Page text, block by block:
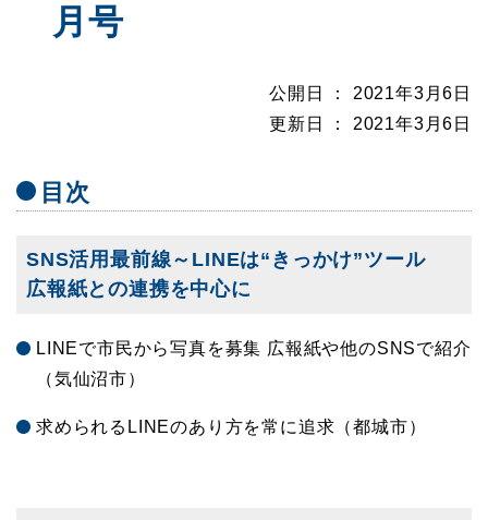
月号
公開日 ： 2021年3月6日
更新日 ： 2021年3月6日
目次
SNS活用最前線～LINEは“きっかけ”ツール
広報紙との連携を中心に
LINEで市民から写真を募集 広報紙や他のSNSで紹介
（気仙沼市）
求められるLINEのあり方を常に追求（都城市）